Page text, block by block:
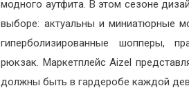
модного аутфита. В этом сезоне
выборе: актуальны и миниатюрные
гиперболизированные шопперы,
рюкзак. Маркетплейс Aizel
должны быть в гардеробе каждой